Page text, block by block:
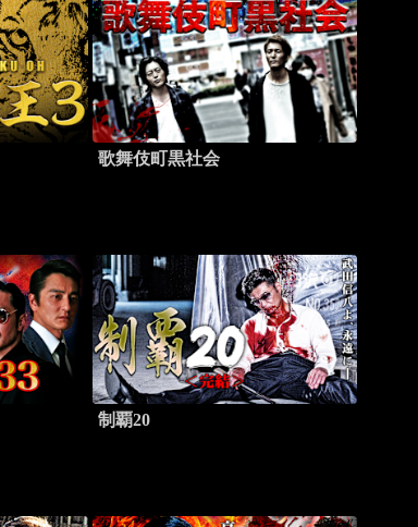
歌舞伎町黒社会
制覇20